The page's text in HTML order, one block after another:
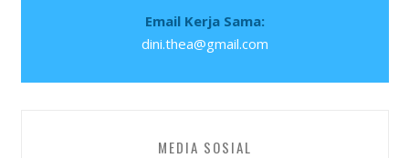
Email Kerja Sama:
dini.thea@gmail.com
MEDIA SOSIAL